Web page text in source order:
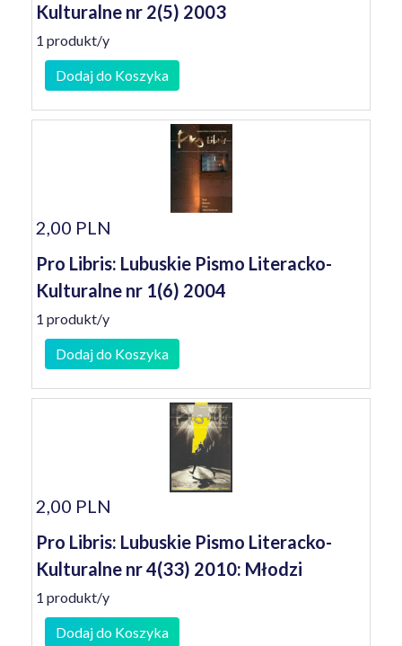
Kulturalne nr 2(5) 2003
1 produkt/y
Dodaj do Koszyka
2,00 PLN
Pro Libris: Lubuskie Pismo Literacko-
Kulturalne nr 1(6) 2004
1 produkt/y
Dodaj do Koszyka
2,00 PLN
Pro Libris: Lubuskie Pismo Literacko-
Kulturalne nr 4(33) 2010: Młodzi
1 produkt/y
Dodaj do Koszyka